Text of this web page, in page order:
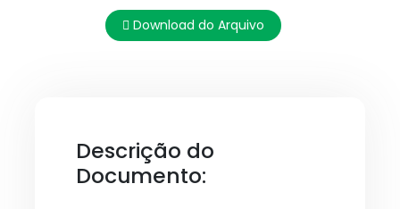
Download do Arquivo
Descrição do
Documento: